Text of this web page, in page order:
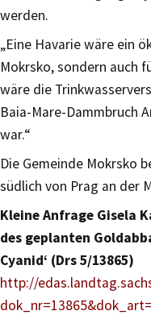
werden.
„Eine Havarie wäre ein
Mokrsko, sondern auch
wäre die
Baia-Mare-Dammbruch
war.“
Die Gemeinde Mokrsko
südlich von Prag an der
Kleine Anfrage Gisela
des geplanten
Cyanid‘ (Drs 5/13865)
http://